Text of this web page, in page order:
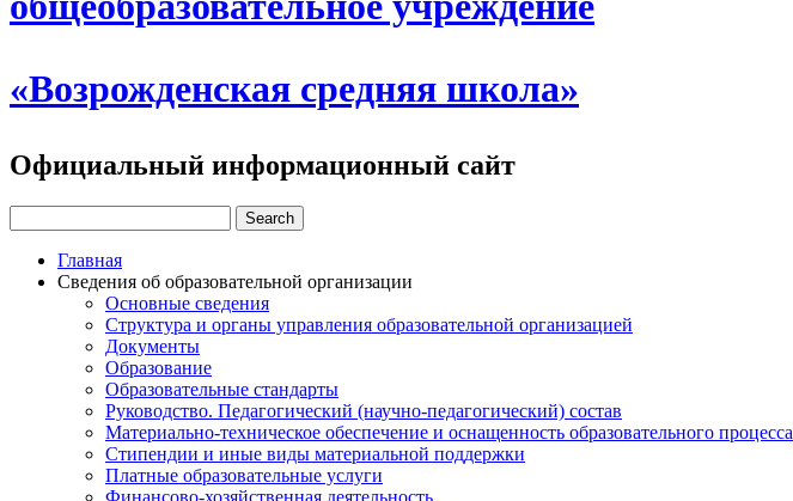
«Возрожденская средняя школа»
Официальный информационный сайт
Главная
Сведения об образовательной организации
Основные сведения
Структура и органы управления образовательной организацией
Документы
Образование
Образовательные стандарты
Руководство. Педагогический (научно-педагогический) состав
Материально-техническое обеспечение и оснащенность образовательного процесса
Стипендии и иные виды материальной поддержки
Платные образовательные услуги